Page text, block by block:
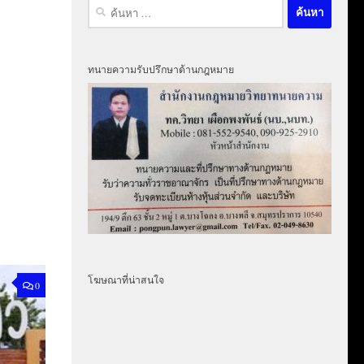
0
ค้นหา
สำหรับ:
ทนายความรับปรึกษาด้านกฎหมาย
โฆษณาที่น่าสนใจ